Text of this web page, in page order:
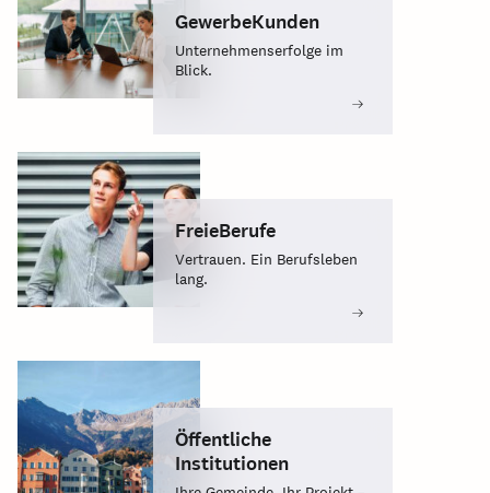
GewerbeKunden
Unternehmenserfolge im
Blick.
FreieBerufe
Vertrauen. Ein Berufsleben
lang.
Öffentliche
Institutionen